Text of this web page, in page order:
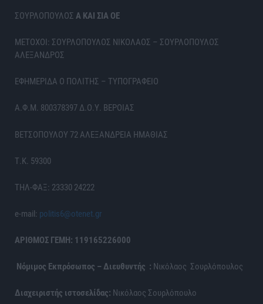
ΣΟΥΡΛΟΠΟΥΛΟΣ Α ΚΑΙ ΣΙΑ ΟΕ
ΜΕΤΟΧΟΙ: ΣΟΥΡΛΟΠΟΥΛΟΣ ΝΙΚΟΛΑΟΣ – ΣΟΥΡΛΟΠΟΥΛΟΣ
ΑΛΕΞΑΝΔΡΟΣ
ΕΦΗΜΕΡΙΔΑ Ο ΠΟΛΙΤΗΣ – ΤΥΠΟΓΡΑΦΕΙΟ
Α.Φ.Μ. 800378397 Δ.Ο.Υ. ΒΕΡΟΙΑΣ
ΒΕΤΣΟΠΟΥΛΟΥ 72 ΑΛΕΞΑΝΔΡΕΙΑ ΗΜΑΘΙΑΣ
Τ.Κ. 59300
ΤΗΛ-ΦΑΞ: 23330 24222
e-mail: politis6@otenet.gr
ΑΡΙΘΜΟΣ ΓΕΜΗ: 119165226000
Νόμιμος Εκπρόσωπος – Διευθυντής : Νικόλαος Σουρλόπουλος
Διαχειριστής ιστοσελίδας: Νικόλαος Σουρλόπουλο